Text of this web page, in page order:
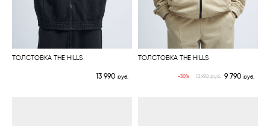
ТОЛСТОВКА THE HILLS
13 990 руб.
ТОЛСТОВКА THE HILLS
-30% 13 990руб. 9 790руб.